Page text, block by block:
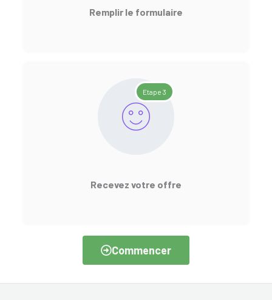
Remplir le formulaire
Etape 3
Recevez votre offre
Commencer